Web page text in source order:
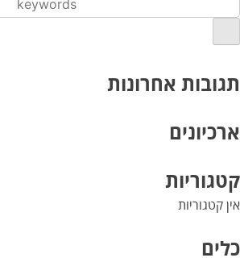
תגובות אחרונות
ארכיונים
קטגוריות
אין קטגוריות
כלים